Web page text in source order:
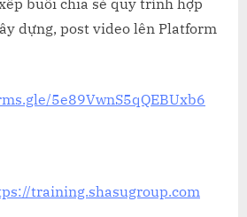
dựng, post video lên Platform
5e89VwnS5qQEBUxb6
training.shasugroup.com